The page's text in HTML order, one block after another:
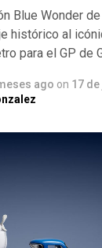
Blue Wonder
histórico al
para el GP de
ago on 17